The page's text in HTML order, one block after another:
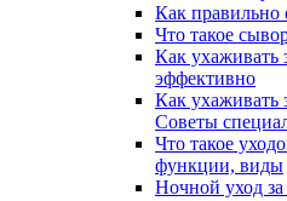
Как правильно
Что такое
Как ухаживать
эффективно
Как ухаживать
Советы
Что такое
функции, виды
Ночной уход